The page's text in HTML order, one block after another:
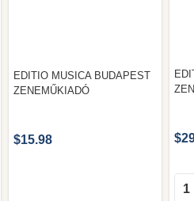
EDITIO MUSICA BUDAPEST
ZENEMŰKIADÓ
$15.98